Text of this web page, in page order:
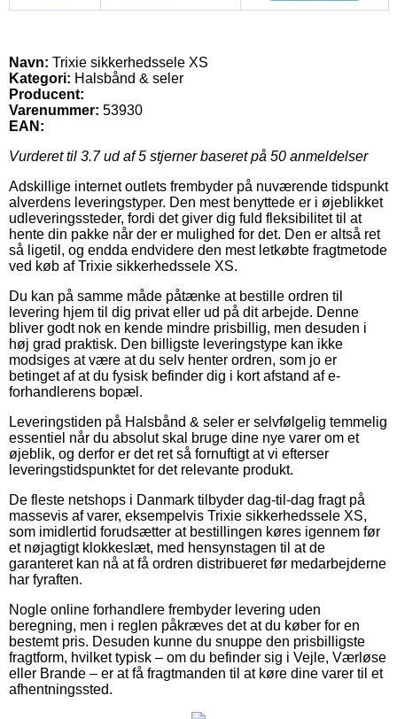
Navn: Trixie sikkerhedssele XS
Kategori: Halsbånd & seler
Producent:
Varenummer: 53930
EAN:
Vurderet til 3.7ud af 5 stjerner baseret på 50 anmeldelser
Adskillige internet outlets frembyder på nuværende tidspunkt
alverdens leveringstyper. Den mest benyttede er i øjeblikket
udleveringssteder, fordi det giver dig fuld fleksibilitet til at
hente din pakke når der er mulighed for det. Den er altså ret
så ligetil, og endda endvidere den mest letkøbte fragtmetode
ved køb af Trixie sikkerhedssele XS.
Du kan på samme måde påtænke at bestille ordren til
levering hjem til dig privat eller ud på dit arbejde. Denne
bliver godt nok en kende mindre prisbillig, men desuden i
høj grad praktisk. Den billigste leveringstype kan ikke
modsiges at være at du selv henter ordren, som jo er
betinget af at du fysisk befinder dig i kort afstand af e-
forhandlerens bopæl.
Leveringstiden på Halsbånd & seler er selvfølgelig temmelig
essentiel når du absolut skal bruge dine nye varer om et
øjeblik, og derfor er det ret så fornuftigt at vi efterser
leveringstidspunktet for det relevante produkt.
De fleste netshops i Danmark tilbyder dag-til-dag fragt på
massevis af varer, eksempelvis Trixie sikkerhedssele XS,
som imidlertid forudsætter at bestillingen køres igennem før
et nøjagtigt klokkeslæt, med hensynstagen til at de
garanteret kan nå at få ordren distribueret før medarbejderne
har fyraften.
Nogle online forhandlere frembyder levering uden
beregning, men i reglen påkræves det at du køber for en
bestemt pris. Desuden kunne du snuppe den prisbilligste
fragtform, hvilket typisk – om du befinder sig i Vejle, Værløse
eller Brande – er at få fragtmanden til at køre dine varer til et
afhentningssted.